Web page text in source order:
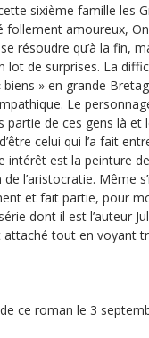
sixième famille les
amoureux,
résoudre qu’à la fin,
de surprises. La
» en grande
Le
de ces gens là et
celui qui l’a fait
intérêt est la peinture
l’aristocratie. Même
et fait partie, pour
dont il est l’auteur
tout en voyant
ce roman le 3